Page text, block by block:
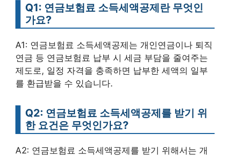
Q1: 연금보험료 소득세액공제란 무엇인
가요?
A1: 연금보험료 소득세액공제는 개인연금이나 퇴직
연금 등 연금보험료 납부 시 세금 부담을 줄여주는
제도로, 일정 자격을 충족하면 납부한 세액의 일부
를 환급받을 수 있습니다.
Q2: 연금보험료 소득세액공제를 받기 위
한 요건은 무엇인가요?
A2: 연금보험료 소득세액공제를 받기 위해서는 개